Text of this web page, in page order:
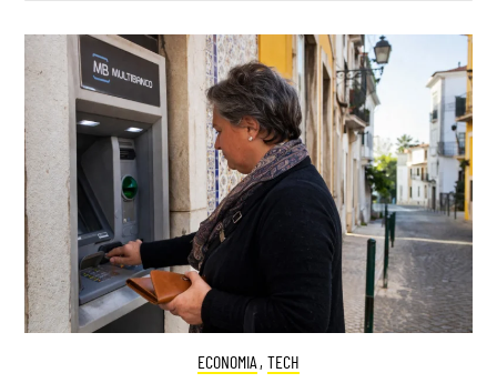
ECONOMIA , TECH